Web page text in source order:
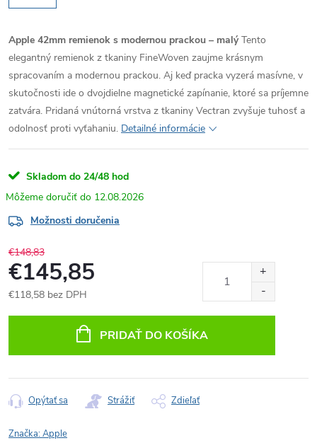
Apple 42mm remienok s modernou prackou – malýTento
elegantný remienok z tkaniny FineWoven zaujme krásnym
spracovaním a modernou prackou. Aj keď pracka vyzerá masívne, v
skutočnosti ide o dvojdielne magnetické zapínanie, ktoré sa príjemne
zatvára. Pridaná vnútorná vrstva z tkaniny Vectran zvyšuje tuhosť a
odolnosť proti vyťahaniu. Detailné informácie
Skladom do 24/48 hod
12.08.2026
Možnosti doručenia
€148,83
€145,85
€118,58 bez DPH
PRIDAŤ DO KOŠÍKA
Opýtať sa Strážiť Zdieľať
Značka:Apple